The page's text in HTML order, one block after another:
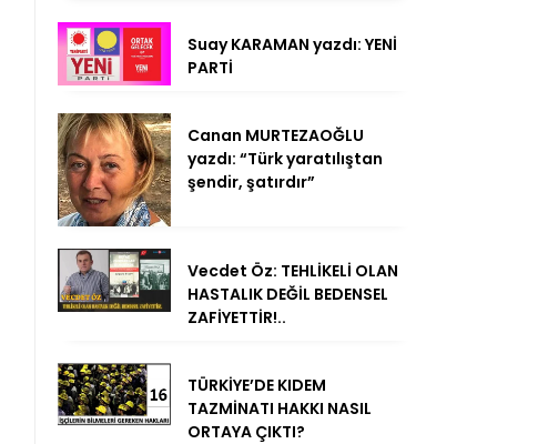
Suay KARAMAN yazdı: YENİ
PARTİ
Canan MURTEZAOĞLU
yazdı: “Türk yaratılıştan
şendir, şatırdır”
Vecdet Öz: TEHLİKELİ OLAN
HASTALIK DEĞİL BEDENSEL
ZAFİYETTİR!..
TÜRKİYE’DE KIDEM
TAZMİNATI HAKKI NASIL
ORTAYA ÇIKTI?